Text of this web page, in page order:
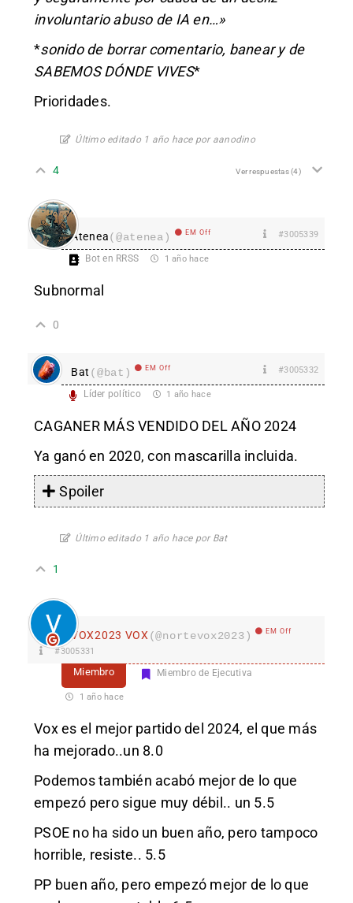
involuntario abuso de IA en…»
*sonido de borrar comentario, banear y de
SABEMOS DÓNDE VIVES*
Prioridades.
Último editado 1 año hace por aanodino
4 Ver respuestas(4)
Atenea(@atenea) EM Off #3005339
Bot en RRSS 1 año hace
Subnormal
0
Bat (@bat) EM Off #3005332
Líder político 1 año hace
CAGANER MÁS VENDIDO DEL AÑO 2024
Ya ganó en 2020, con mascarilla incluida.
Spoiler
Último editado 1 año hace por Bat
1
VOX2023 VOX (@nortevox2023) EM Off
#3005331
Miembro Miembro de Ejecutiva
1 año hace
Vox es el mejor partido del 2024, el que más
ha mejorado..un 8.0
Podemos también acabó mejor de lo que
empezó pero sigue muy débil.. un 5.5
PSOE no ha sido un buen año, pero tampoco
horrible, resiste.. 5.5
PP buen año, pero empezó mejor de lo que